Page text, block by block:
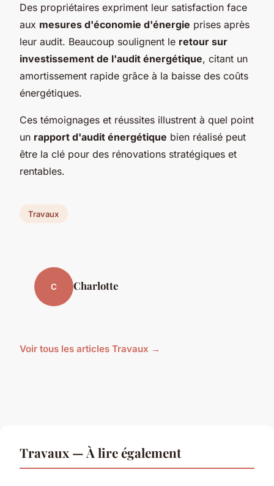
Des propriétaires expriment leur satisfaction face
aux mesures d'économie d'énergie prises après
leur audit. Beaucoup soulignent le retour sur
investissement de l'audit énergétique, citant un
amortissement rapide grâce à la baisse des coûts
énergétiques.
Ces témoignages et réussites illustrent à quel point
un rapport d'audit énergétique bien réalisé peut
être la clé pour des rénovations stratégiques et
rentables.
Travaux
C Charlotte
Voir tous les articles Travaux →
Travaux — À lire également